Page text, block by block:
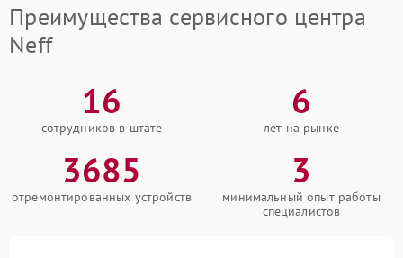
Преимущества сервисного центра
Neff
16
сотрудников в штате
6
лет на рынке
3685
отремонтированных устройств
3
минимальный опыт работы
специалистов